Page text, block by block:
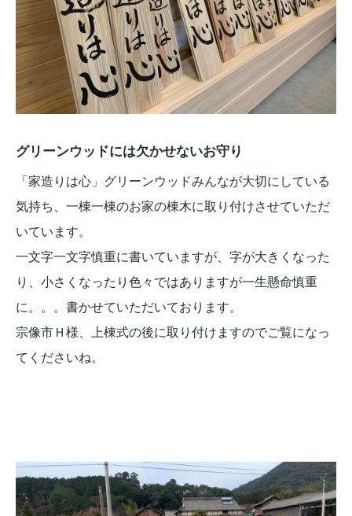
グリーンウッドには欠かせないお守り
「家造りは心」グリーンウッドみんなが大切にしている
気持ち、一棟一棟のお家の棟木に取り付けさせていただ
いています。
一文字一文字慎重に書いていますが、字が大きくなった
り、小さくなったり色々ではありますが一生懸命慎重
に。。。書かせていただいております。
宗像市Ｈ様、上棟式の後に取り付けますのでご覧になっ
てくださいね。